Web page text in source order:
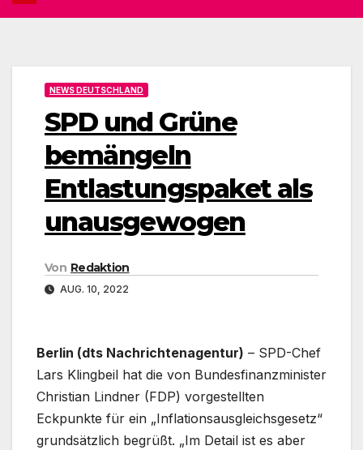
NEWS DEUTSCHLAND
SPD und Grüne
bemängeln
Entlastungspaket als
unausgewogen
Von Redaktion
AUG. 10, 2022
Berlin (dts Nachrichtenagentur) – SPD-Chef
Lars Klingbeil hat die von Bundesfinanzminister
Christian Lindner (FDP) vorgestellten
Eckpunkte für ein „Inflationsausgleichsgesetz“
grundsätzlich begrüßt. „Im Detail ist es aber